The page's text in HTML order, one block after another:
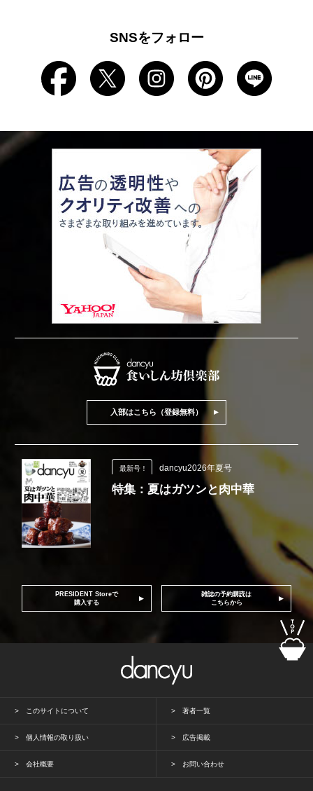
SNSをフォロー
入部はこちら（登録無料）
最新号！ dancyu2026年夏号
特集：夏はガツンと肉中華
PRESIDENT Storeで
購入する
雑誌の予約購読は
こちらから
このサイトについて 著者一覧
個人情報の取り扱い 広告掲載
会社概要 お問い合わせ